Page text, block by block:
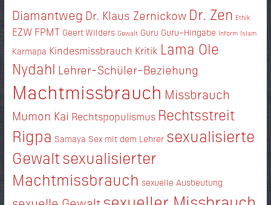
Diamantweg Dr. Klaus Zernickow Dr. Zen Ethik
EZW FPMT Geert Wilders Gewalt Guru Guru-Hingabe Inform Islam
Karmapa Kindesmissbrauch Kritik Lama Ole
Nydahl Lehrer-Schüler-Beziehung
Machtmissbrauch Missbrauch
Mumon Kai Rechtspopulismus Rechtsstreit
Rigpa Samaya Sex mit dem Lehrer sexualisierte
Gewaltsexualisierter
Machtmissbrauch sexuelle Ausbeutung